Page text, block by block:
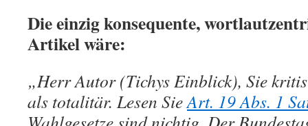
Die einzig konsequente,
Artikel wäre:
„Herr Autor (Tichys Einblick), Sie
als totalitär. Lesen SieArt. 19 Abs. 1